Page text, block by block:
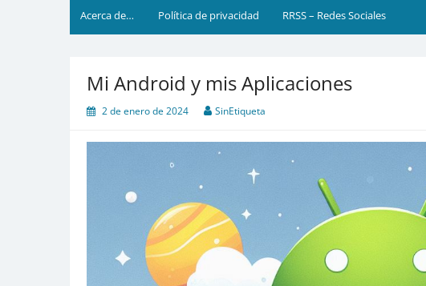
Acerca de… Política de privacidad RRSS – Redes Sociales
Mi Android y mis Aplicaciones
2 de enero de 2024 SinEtiqueta